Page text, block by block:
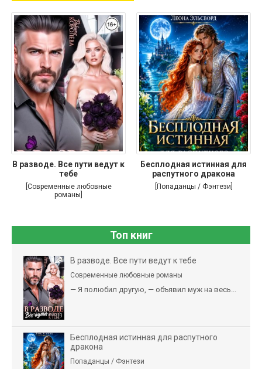
В разводе. Все пути ведут к
тебе
[Современные любовные
романы]
Бесплодная истинная для
распутного дракона
[Попаданцы / Фэнтези]
Топ книг
В разводе. Все пути ведут к тебе
Современные любовные романы
— Я полюбил другую, — объявил муж на весь...
Бесплодная истинная для распутного
дракона
Попаданцы / Фэнтези